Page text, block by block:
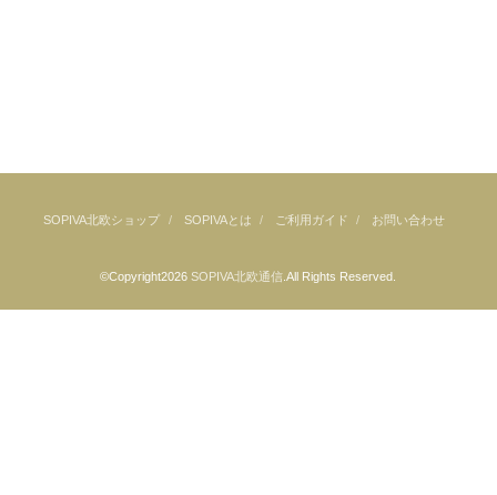
SOPIVA北欧ショップ SOPIVAとは ご利用ガイド お問い合わせ
©Copyright2026SOPIVA北欧通信 .All Rights Reserved.